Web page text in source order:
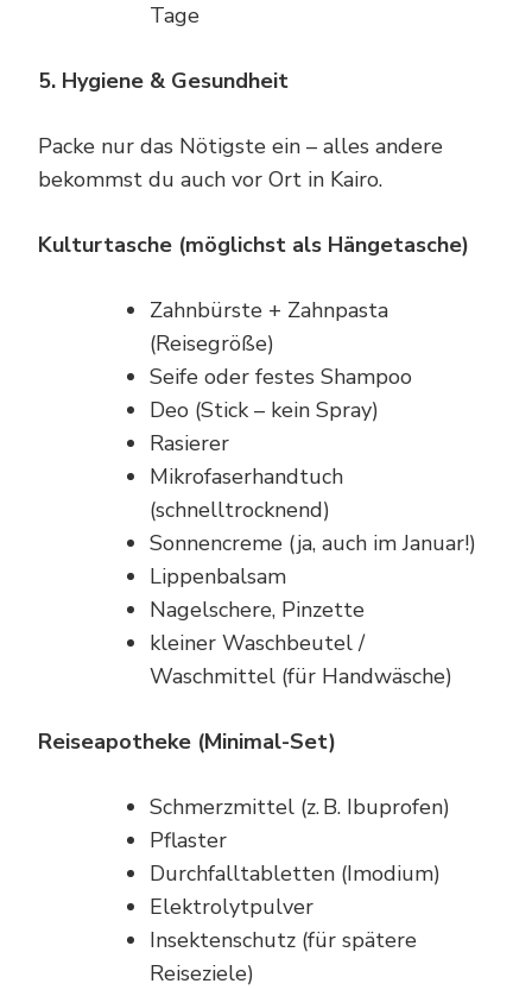
Tage
5. Hygiene & Gesundheit
Packe nur das Nötigste ein – alles andere
bekommst du auch vor Ort in Kairo.
Kulturtasche (möglichst als Hängetasche)
Zahnbürste + Zahnpasta
(Reisegröße)
Seife oder festes Shampoo
Deo (Stick – kein Spray)
Rasierer
Mikrofaserhandtuch
(schnelltrocknend)
Sonnencreme (ja, auch im Januar!)
Lippenbalsam
Nagelschere, Pinzette
kleiner Waschbeutel /
Waschmittel (für Handwäsche)
Reiseapotheke (Minimal-Set)
Schmerzmittel (z. B. Ibuprofen)
Pflaster
Durchfalltabletten (Imodium)
Elektrolytpulver
Insektenschutz (für spätere
Reiseziele)